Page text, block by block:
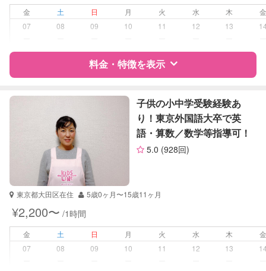
受験対策
中学受験
大学受験
中学生
金 土 日 月 火 水 木
07
08 09 10 11 12 13
料金・特徴を表示
特徴 料金 レビュー
サポートの特徴
受験対策
小学校受験
大学受験
子供の小中学受験経験あ
り！東京外国語大卒で英
語・算数／数学等指導可！
5.0 (928回)
東京都大田区在住 5歳0ヶ月〜15歳11ヶ月
¥2,200〜 /1時間
金 土 日 月 火 水 木
07
08 09 10 11 12 13